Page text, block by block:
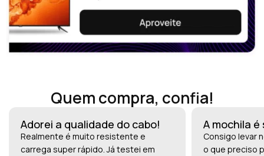
Quem compra, confia!
Adorei a qualidade do cabo!
Realmente é muito resistente e
carrega super rápido. Já testei em
A mochila
Consigo levar
o que preciso